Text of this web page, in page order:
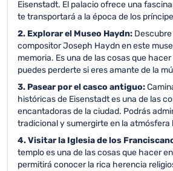
Eisenstadt. El palacio ofrece una
te transportará a la época de los
2. Explorar el Museo Haydn:
compositor Joseph Haydn en este
memoria. Es una de las cosas que
puedes perderte si eres amante de la
3. Pasear por el casco antiguo:
históricas de Eisenstadt es una de las
encantadoras de la ciudad. Podrás
tradicional y sumergirte en la atmósfera
4. Visitar la Iglesia de los
templo es una de las cosas que hacer
permitirá conocer la rica herencia